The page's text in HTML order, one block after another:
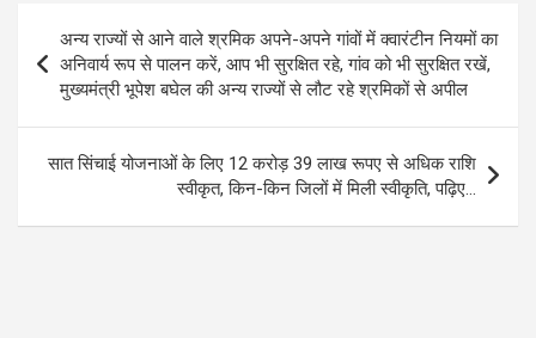
o
o
k
A
p
p
a
m
navigation
अन्य राज्यों से आने वाले श्रमिक अपने-अपने गांवों में क्वारंटीन नियमों का
अनिवार्य रूप से पालन करें, आप भी सुरक्षित रहे, गांव को भी सुरक्षित रखें,
मुख्यमंत्री भूपेश बघेल की अन्य राज्यों से लौट रहे श्रमिकों से अपील
सात सिंचाई योजनाओं के लिए 12 करोड़ 39 लाख रूपए से अधिक राशि
स्वीकृत, किन-किन जिलों में मिली स्वीकृति, पढ़िए…